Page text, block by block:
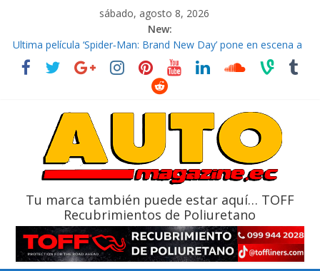
sábado, agosto 8, 2026
New:
El costo de tener un vehículo gana protagonismo a la hora de
decidir
Ultima película ‘Spider‑Man: Brand New Day’ pone en escena a
La Vuelta al Ecuador 2026, edición 47ª, recorre 7 provincias en 8
La FEDAK recibe 12 Sinotruk Bolden para cubrir las rutas de La
Tu marca también puede estar aquí… TOFF
Recubrimientos de Poliuretano